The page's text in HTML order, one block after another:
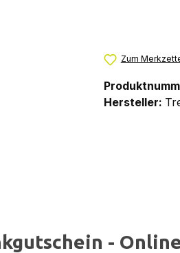
Zum
Hersteller:
-